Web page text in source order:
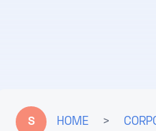
S HOME >